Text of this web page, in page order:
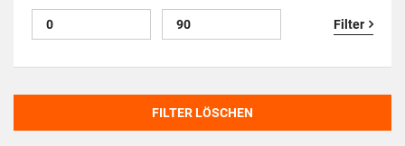
Filter
FILTER LÖSCHEN